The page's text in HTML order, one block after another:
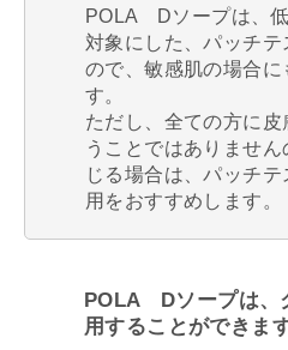
POLA Dソープは、
対象にした、パッチ
ので、敏感肌の場合に
す。
ただし、全ての方に
うことではありませ
じる場合は、パッチ
用をおすすめします。
POLA Dソープは、
用することができま